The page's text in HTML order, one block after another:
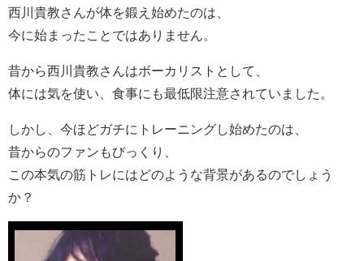
西川貴教さんが体を鍛え始めたのは、
今に始まったことではありません。
昔から西川貴教さんはボーカリストとして、
体には気を使い、食事にも最低限注意されていました。
しかし、今ほどガチにトレーニングし始めたのは、
昔からのファンもびっくり、
この本気の筋トレにはどのような背景があるのでしょう
か？